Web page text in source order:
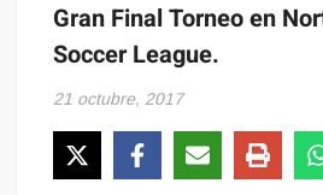
Gran Final Torneo en
Soccer League.
21 octubre, 2017